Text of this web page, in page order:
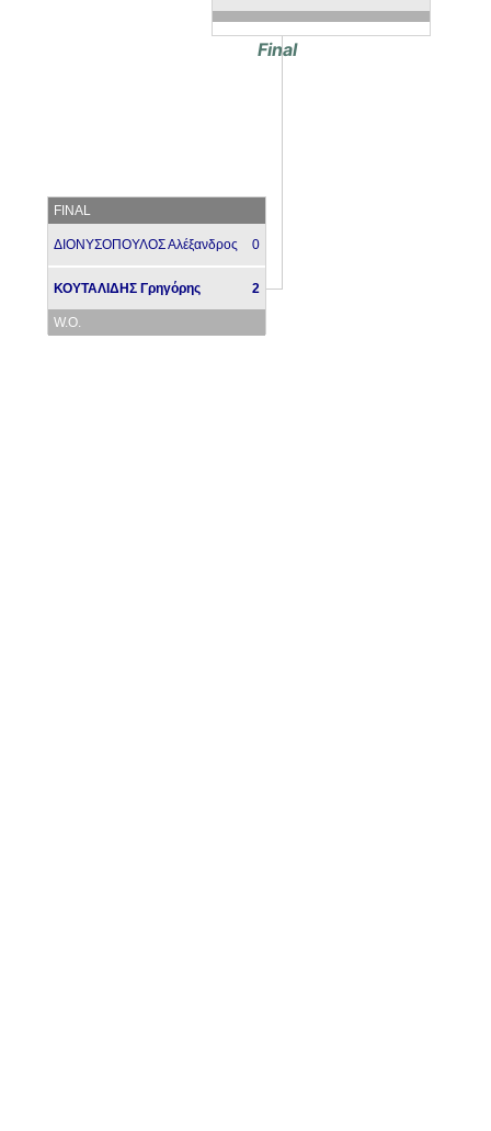
FINAL
ΔΙΟΝΥΣΟΠΟΥΛΟΣ Αλέξανδρος 0
ΚΟΥΤΑΛΙΔΗΣ Γρηγόρης 2
W.O.
Final